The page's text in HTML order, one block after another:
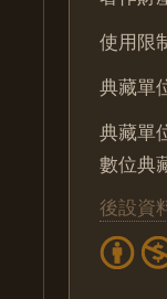
使用限
典藏單
典藏單
數位典
後設資